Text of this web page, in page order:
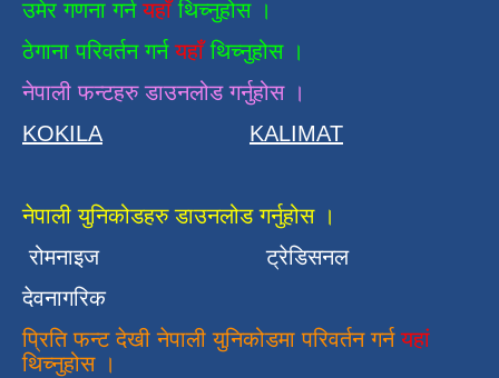
उमेर गणना गर्नयहाँथिच्नुहोस ।
ठेगाना परिवर्तन गर्नयहाँ थिच्नुहोस ।
नेपाली फन्टहरु डाउनलोड गर्नुहोस ।
KOKILA
KALIMAT
नेपाली युनिकोडहरु डाउनलोड गर्नुहोस ।
रोमनाइज
ट्रेडिसनल
देवनागरिक
प्रिति फन्ट देखी नेपाली युनिकोडमा परिवर्तन गर्न यहां
थिच्नुहोस ।